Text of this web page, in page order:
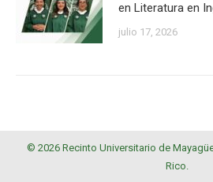
en Literatura en
julio 17, 2026
© 2026 Recinto Universitario de
Rico.